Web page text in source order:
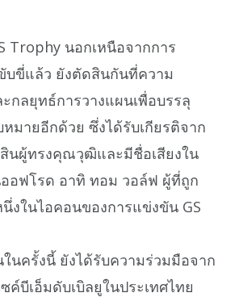
Trophy นอกเหนือจากการ
บขี่แล้ว ยังตัดสินกันที่ความ
กลยุทธ์การวางแผนเพื่อบรรลุ
มายอีกด้วย ซึ่งได้รับเกียรติจาก
นผู้ทรงคุณวุฒิและมีชื่อเสียงใน
อฟโรด อาทิ ทอม วอล์ฟ ผู้ที่ถูก
งในไอคอนของการแข่งขัน GS
นครั้งนี้ ยังได้รับความร่วมมือจาก
ค์บีเอ็มดับเบิลยูในประเทศไทย